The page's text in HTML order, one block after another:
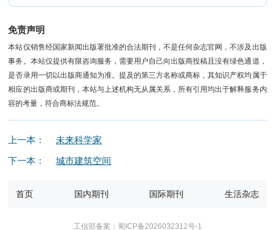
免责声明
本站仅销售经国家新闻出版署批准的合法期刊，不是任何杂志官网，不涉及出版
事务。本站仅提供有限咨询服务，需要用户自己向出版商投稿且没有绿色通道，
是否录用一切以出版商通知为准。提及的第三方名称或商标，其知识产权均属于
相应的出版商或期刊，本站与上述机构无从属关系，所有引用均出于解释服务内
容的考量，符合商标法规范。
上一本：
未来科学家
下一本：
城市建筑空间
首页 国内期刊 国际期刊 生活杂志
工信部备案：蜀ICP备2026032312号-1